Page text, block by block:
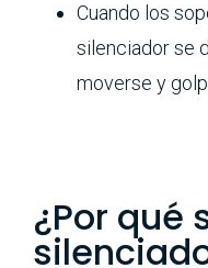
Cuando los
silenciador se
moverse y
¿Por qué